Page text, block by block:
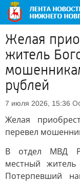
Желая
житель
рублей
7 июля 2026, 15:36
Желая
перевел
В отдел МВД
местный
Потерпевший